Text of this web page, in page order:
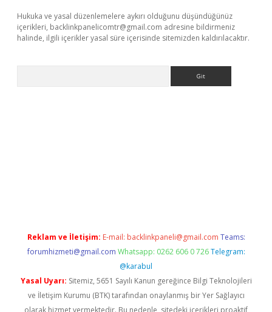
Hukuka ve yasal düzenlemelere aykırı olduğunu düşündüğünüz
içerikleri, backlinkpanelicomtr@gmail.com adresine bildirmeniz
halinde, ilgili içerikler yasal süre içerisinde sitemizden kaldırılacaktır.
Reklam ve İletişim: E-mail: backlinkpaneli@gmail.com Teams:
forumhizmeti@gmail.com Whatsapp: 0262 606 0 726 Telegram:
@karabul
Yasal Uyarı: Sitemiz, 5651 Sayılı Kanun gereğince Bilgi Teknolojileri
ve İletişim Kurumu (BTK) tarafından onaylanmış bir Yer Sağlayıcı
olarak hizmet vermektedir. Bu nedenle, sitedeki içerikleri proaktif